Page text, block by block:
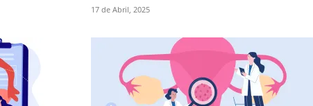
17 de Abril, 2025